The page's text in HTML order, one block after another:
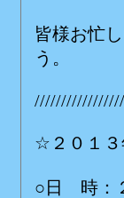
皆様お忙
う。
☆２０１
○日 時：